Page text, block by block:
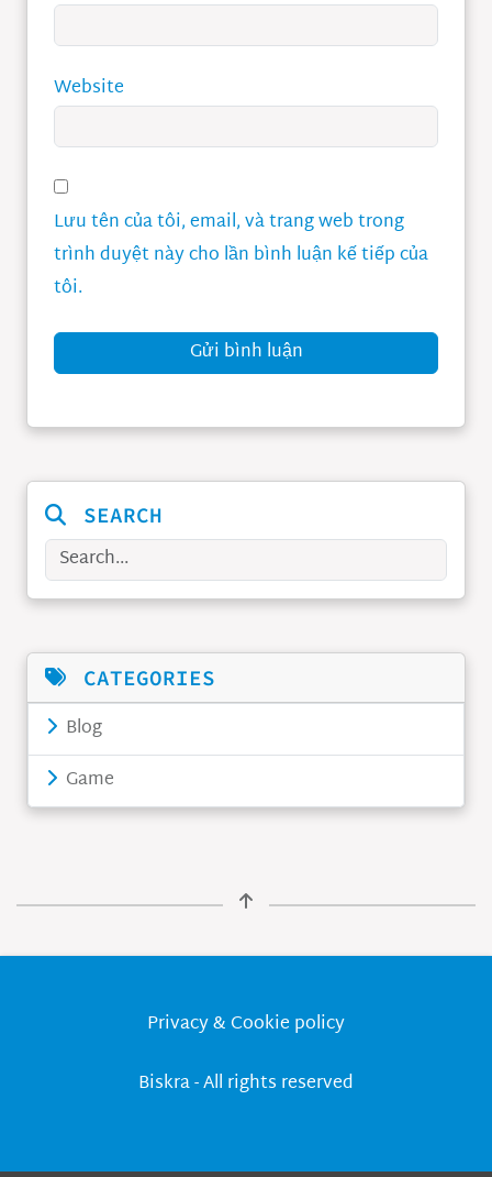
Website
Lưu tên của tôi, email, và trang web trong
trình duyệt này cho lần bình luận kế tiếp của
tôi.
Gửi bình luận
SEARCH
Search
CATEGORIES
Blog
Game
Privacy & Cookie policy
Biskra - All rights reserved